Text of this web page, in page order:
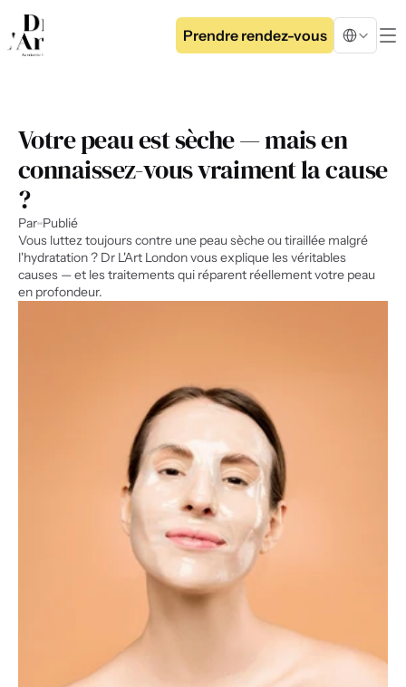
Prendre rendez-vous
Select
Votre peau est sèche — mais en
connaissez-vous vraiment la cause
?
Par Publié
Vous luttez toujours contre une peau sèche ou tiraillée malgré
l'hydratation ? Dr L'Art London vous explique les véritables
causes — et les traitements qui réparent réellement votre peau
en profondeur.